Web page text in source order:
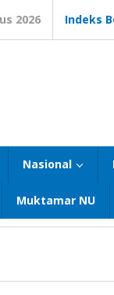
2026 Indeks
Nasional
Muktamar NU